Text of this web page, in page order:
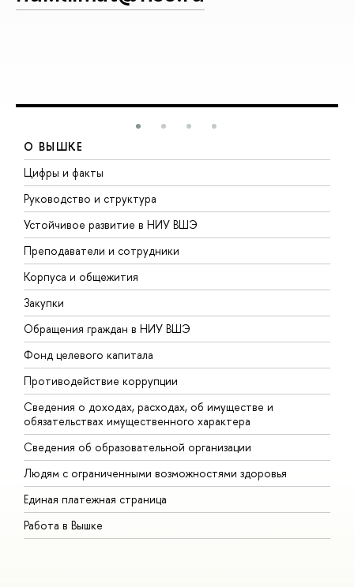
О ВЫШКЕ
Цифры и факты
Руководство и структура
Устойчивое развитие в НИУ ВШЭ
Преподаватели и сотрудники
Корпуса и общежития
Закупки
Обращения граждан в НИУ ВШЭ
Фонд целевого капитала
Противодействие коррупции
Сведения о доходах, расходах, об имуществе и
обязательствах имущественного характера
Сведения об образовательной организации
Людям с ограниченными возможностями здоровья
Единая платежная страница
Работа в Вышке